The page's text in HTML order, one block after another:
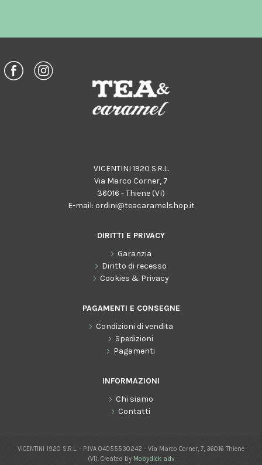
VICENTINI 1920 S.R.L.
Via Marco Corner, 7
36016 - Thiene (VI)
E-mail: ordini@teacaramelshop.it
DIRITTI E PRIVACY
Garanzia
Diritto di recesso
Cookies & Privacy
PAGAMENTI E CONSEGNE
Condizioni di vendita
Spedizioni
Pagamenti
INFORMAZIONI
Chi siamo
Contatti
VICENTINI 1920 S.R.L. - P.IVA 04055530242 - Via Marco Corner, 7, 36016 Thiene
(VI). Created by Mobydick adv